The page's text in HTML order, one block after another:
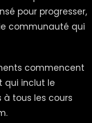
pour progresser,
communauté qui
commencent
qui inclut le
tous les cours